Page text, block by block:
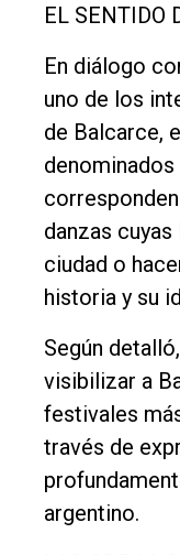
Edición
Empresa
Nosotros
Contacto
EL SENTIDO
En diálogo
uno de los
de Balcarce,
denominados
danzas
ciudad o
historia y su
Según
visibilizar a
festivales
través de
argentino.